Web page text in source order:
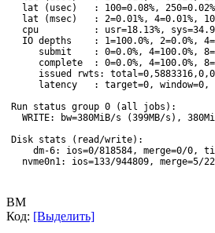
lat (usec)   : 100=0.08%, 250=0.02%,
lat (msec)   : 2=0.01%, 4=0.01%,
cpu          : usr=18.13%,
IO depths    : 1=100.0%, 2=0.0%,
submit    : 0=0.0%, 4=100.0%,
complete  : 0=0.0%, 4=100.0%,
issued rwts: total=0,5883316,0,0
latency   : target=0, window=0,
Run status group 0 (all jobs):
WRITE: bw=380MiB/s (399MB/s),
Disk stats (read/write):
dm-6: ios=0/818584, merge=0/0,
nvme0n1: ios=133/944809, merge=5/
ВМ
Код: [Выделить]